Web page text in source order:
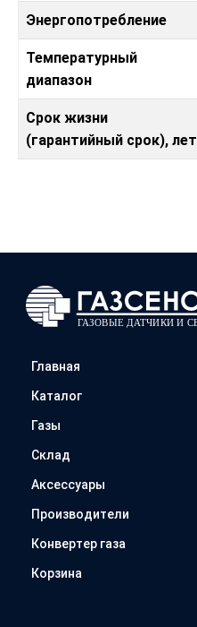
Энергопотребление
Температурный
диапазон
Срок жизни
(гарантийный срок), лет
Главная
Каталог
Газы
Склад
Аксессуары
Производители
Конвертер газа
Корзина